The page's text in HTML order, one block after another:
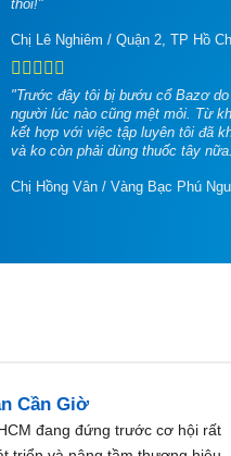
thôi!"
Chị Lê Nghiêm / Quận 2, TP Hồ
"Trước đây tôi bị bướu cổ Bazơ
người lúc nào cũng mệt mỏi. Từ
kết hợp với việc tập luyên tôi đã
và ko còn phải dùng thuốc tây
Chị Hồng Vân / Vàng Bạc Phú
Cần Giờ
đang đứng trước cơ hội rất